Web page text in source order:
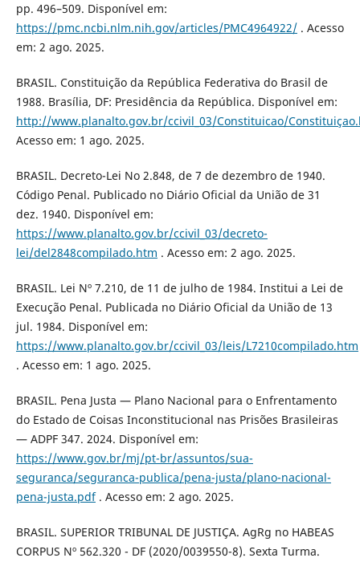
pp. 496–509. Disponível em:
https://pmc.ncbi.nlm.nih.gov/articles/PMC4964922/. Acesso
em: 2 ago. 2025.
BRASIL. Constituição da República Federativa do Brasil de
1988. Brasília, DF: Presidência da República. Disponível em:
http://www.planalto.gov.br/ccivil_03/Constituicao/
Acesso em: 1 ago. 2025.
BRASIL. Decreto-Lei No 2.848, de 7 de dezembro de 1940.
Código Penal. Publicado no Diário Oficial da União de 31
dez. 1940. Disponível em:
https://www.planalto.gov.br/ccivil_03/decreto-
lei/del2848compilado.htm . Acesso em: 2 ago. 2025.
BRASIL. Lei Nº 7.210, de 11 de julho de 1984. Institui a Lei de
Execução Penal. Publicada no Diário Oficial da União de 13
jul. 1984. Disponível em:
https://www.planalto.gov.br/ccivil_03/leis/L7210compilado.htm
. Acesso em: 1 ago. 2025.
BRASIL. Pena Justa — Plano Nacional para o Enfrentamento
do Estado de Coisas Inconstitucional nas Prisões Brasileiras
— ADPF 347. 2024. Disponível em:
https://www.gov.br/mj/pt-br/assuntos/sua-
seguranca/seguranca-publica/pena-justa/plano-nacional-
pena-justa.pdf. Acesso em: 2 ago. 2025.
BRASIL. SUPERIOR TRIBUNAL DE JUSTIÇA. AgRg no HABEAS
CORPUS Nº 562.320 - DF (2020/0039550-8). Sexta Turma.